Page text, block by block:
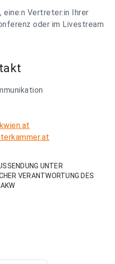
eine:n Vertreter:in Ihrer
oder im Livestream
UNTER
VERANTWORTUNG DES